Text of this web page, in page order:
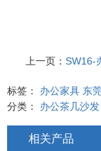
上一页： SW16-
标签： 办公家具 东
分类： 办公茶几沙发
相关产品